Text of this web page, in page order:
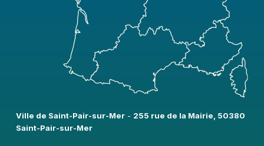
Ville de Saint-Pair-sur-Mer​- 255 rue de la Mairie, 50380
Saint-Pair-sur-Mer